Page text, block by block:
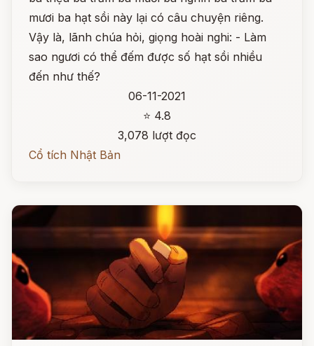
mươi ba hạt sồi này lại có câu chuyện riêng.
Vậy là, lãnh chúa hỏi, giọng hoài nghi: - Làm
sao ngươi có thể đếm được số hạt sồi nhiều
đến như thế?
06-11-2021
⭐ 4.8
3,078 lượt đọc
Cổ tích Nhật Bản